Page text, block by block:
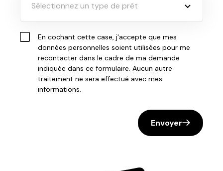
Sélectionnez un type de prêt
En cochant cette case, j'accepte que mes
données personnelles soient utilisées pour me
recontacter dans le cadre de ma demande
indiquée dans ce formulaire. Aucun autre
traitement ne sera effectué avec mes
informations.
Envoyer